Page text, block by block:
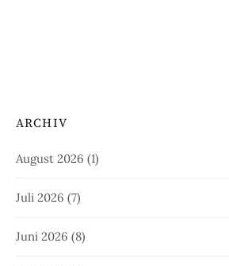
ARCHIV
August 2026 (1)
Juli 2026 (7)
Juni 2026 (8)